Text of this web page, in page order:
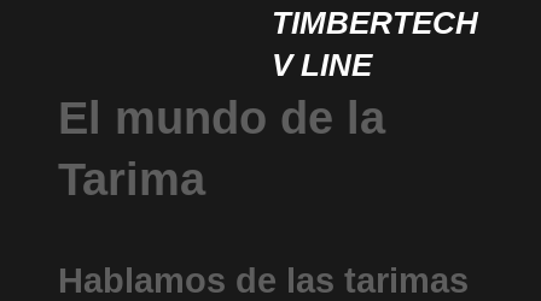
TIMBERTECH
V LINE
El mundo de la
Tarima
Hablamos de las tarimas